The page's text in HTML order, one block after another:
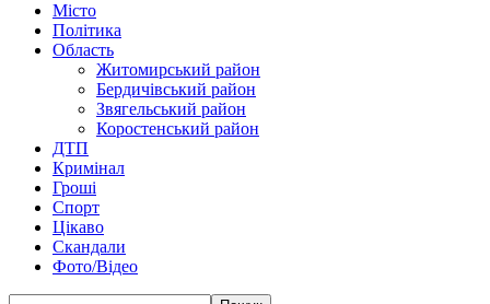
Місто
Політика
Область
Житомирський район
Бердичівський район
Звягельський район
Коростенський район
ДТП
Кримінал
Гроші
Спорт
Цікаво
Скандали
Фото/Відео